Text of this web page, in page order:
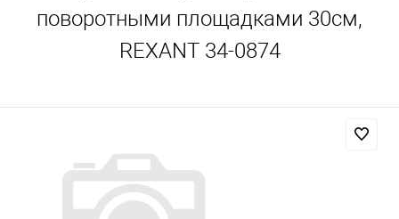
поворотными площадками 30см,
REXANT 34-0874